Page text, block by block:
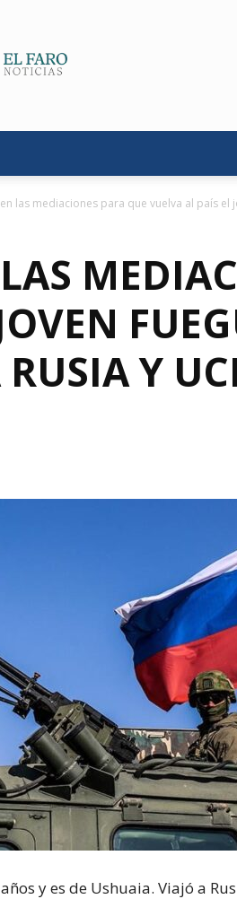
las mediaciones para que vuelva al país el
RUSIA Y
y es de Ushuaia. Viajó a